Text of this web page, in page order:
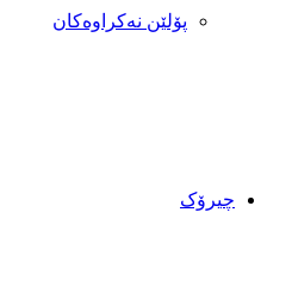
پۆلێن نەکراوەکان
چیرۆک